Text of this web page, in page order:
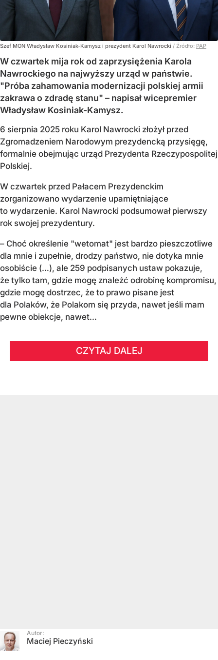
Szef MON Władysław Kosiniak-Kamysz i prezydent Karol Nawrocki / Źródło: PAP
W czwartek mija rok od zaprzysiężenia Karola
Nawrockiego na najwyższy urząd w państwie.
"Próba zahamowania modernizacji polskiej armii
zakrawa o zdradę stanu" – napisał wicepremier
Władysław Kosiniak-Kamysz.
6 sierpnia 2025 roku Karol Nawrocki złożył przed
Zgromadzeniem Narodowym prezydencką przysięgę,
formalnie obejmując urząd Prezydenta Rzeczypospolitej
Polskiej.
W czwartek przed Pałacem Prezydenckim
zorganizowano wydarzenie upamiętniające
to wydarzenie. Karol Nawrocki podsumował pierwszy
rok swojej prezydentury.
– Choć określenie "wetomat" jest bardzo pieszczotliwe
dla mnie i zupełnie, drodzy państwo, nie dotyka mnie
osobiście (…), ale 259 podpisanych ustaw pokazuje,
że tylko tam, gdzie mogę znaleźć odrobinę kompromisu,
gdzie mogę dostrzec, że to prawo pisane jest
dla Polaków, że Polakom się przyda, nawet jeśli mam
pewne obiekcje, nawet...
CZYTAJ DALEJ
Autor:
Maciej Pieczyński